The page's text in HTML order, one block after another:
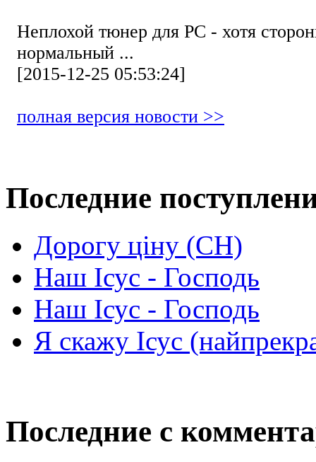
Неплохой тюнер для РС - хотя
нормальный ...
[2015-12-25 05:53:24]
полная версия новости >>
Последние
Дорогу ціну (СН)
Наш Ісус - Господь
Наш Ісус - Господь
Я скажу Ісус
Последние с